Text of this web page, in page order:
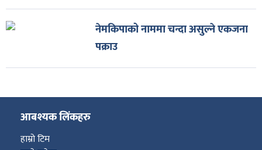
नेमकिपाको नाममा चन्दा असुल्ने एकजना
पक्राउ
आबश्यक लिंकहरु
हाम्रो टिम